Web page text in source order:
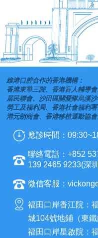
維港口腔合作的香港機構：
香港東華三院、香港盲人輔導
居民聯會、沙田區關愛隊烏溪
勞工及福利局、香港社會福利
港元朗商會、香港移植運動協會
應診時間：
聯絡電話：+852
139 2465 9233(深
微信客服：
福田口岸香江院：
城104號地鋪（東
福田口岸星啟院：